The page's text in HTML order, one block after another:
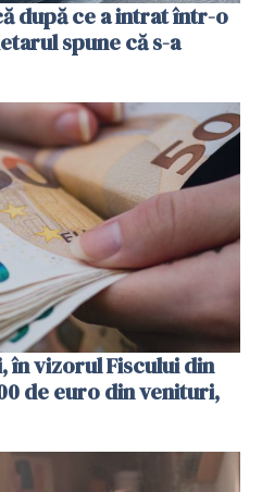
după ce a intrat într-o
spune că s-a
în vizorul Fiscului din
de euro din venituri,